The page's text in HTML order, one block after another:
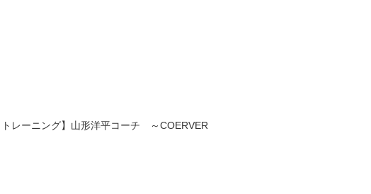
トレーニング】山形洋平コーチ ～COERVER